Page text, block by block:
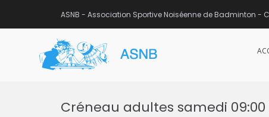
ASNB - Association Sportive Noiséenne de Badminton -
Créneau adultes samedi 09:00